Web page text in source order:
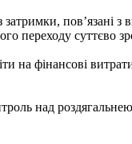
пов’язані
переходу суттєво
на фінансові
над